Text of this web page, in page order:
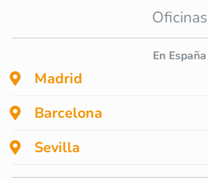
Oficinas
En España
Madrid
Barcelona
Sevilla